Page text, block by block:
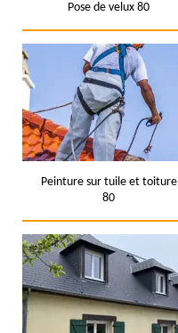
Pose de velux 80
Peinture sur tuile et toiture
80